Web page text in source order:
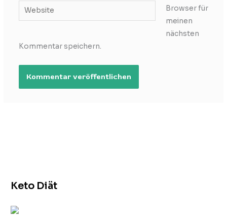
Website
Browser für
meinen
nächsten
Kommentar speichern.
Keto Diät